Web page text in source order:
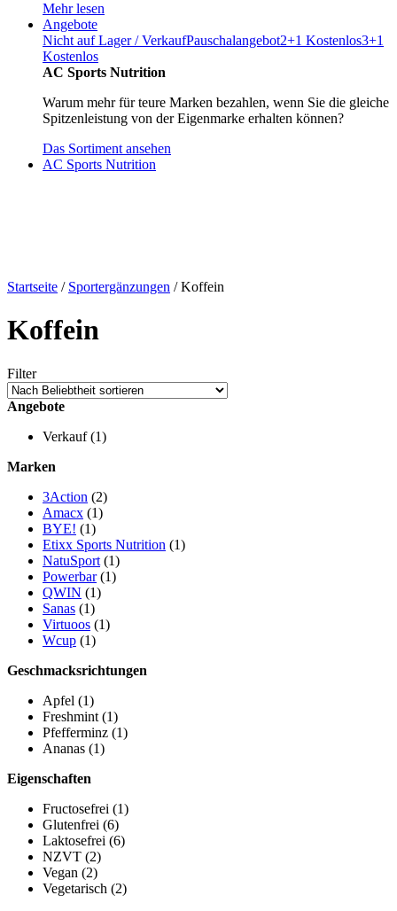
Mehr lesen
Angebote
Nicht auf Lager / VerkaufPauschalangebot2+1 Kostenlos3+1
Kostenlos
AC Sports Nutrition
Warum mehr für teure Marken bezahlen, wenn Sie die gleiche
Spitzenleistung von der Eigenmarke erhalten können?
Das Sortiment ansehen
AC Sports Nutrition
Startseite / Sportergänzungen / Koffein
Koffein
Filter
Angebote
Verkauf (1)
Marken
3Action (2)
Amacx (1)
BYE! (1)
Etixx Sports Nutrition (1)
NatuSport (1)
Powerbar (1)
QWIN (1)
Sanas (1)
Virtuoos (1)
Wcup (1)
Geschmacksrichtungen
Apfel (1)
Freshmint (1)
Pfefferminz (1)
Ananas (1)
Eigenschaften
Fructosefrei (1)
Glutenfrei (6)
Laktosefrei (6)
NZVT (2)
Vegan (2)
Vegetarisch (2)